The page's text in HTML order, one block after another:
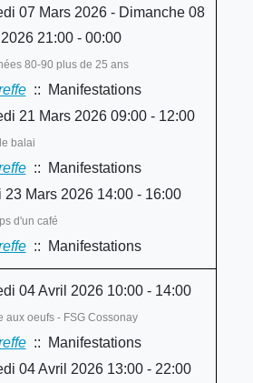
07 Mars 2026 - Dimanche 08
21:00 - 00:00
80-90 plus de 25 ans
:: Manifestations
21 Mars 2026 09:00 - 12:00
balai
:: Manifestations
23 Mars 2026 14:00 - 16:00
d'un café
:: Manifestations
04 Avril 2026 10:00 - 14:00
aux oeufs - FSG Cossonay
:: Manifestations
04 Avril 2026 13:00 - 22:00